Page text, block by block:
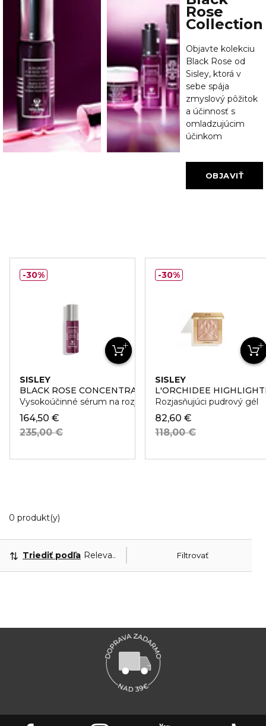
Rose
Collection
Objavte kolekciu
Black Rose od
Sisley, ktorá v
sebe spája
zmyslový pôžitok
a účinnosť s
omladzujúcim
účinkom
OBJAVIŤ
SISLEY
BLACK ROSE CONCENTRATE
Vysokoúčinné sérum na rozjasnenie pleti
164,50 €
235,00 €
30%
SISLEY
L'ORCHIDEE
Rozjasňujúci pudrový gél
82,60 €
118,00 €
30%
0 produkt(y)
Filtrovať
Triediť podľa Relevantnosť